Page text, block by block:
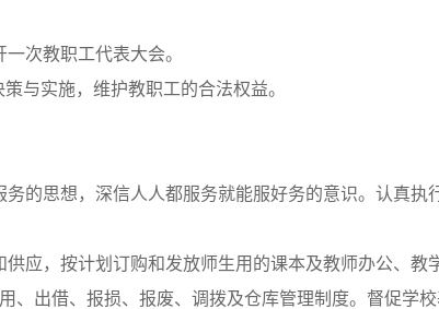
次教职工代表大会。
与实施，维护教职工的合法权益。
务的思想，深信人人都服务就能服好务的意识。认真
供应，按计划订购和发放师生用的课本及教师办公、
、出借、报损、报废、调拨及仓库管理制度。督促学